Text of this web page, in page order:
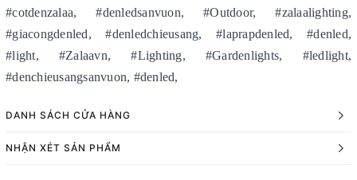
#cotdenzalaa, #denledsanvuon, #Outdoor, #zalaalighting,
#giacongdenled, #denledchieusang, #laprapdenled, #denled,
#light, #Zalaavn, #Lighting, #Gardenlights, #ledlight,
#denchieusangsanvuon, #denled,
DANH SÁCH CỬA HÀNG
NHẬN XÉT SẢN PHẨM